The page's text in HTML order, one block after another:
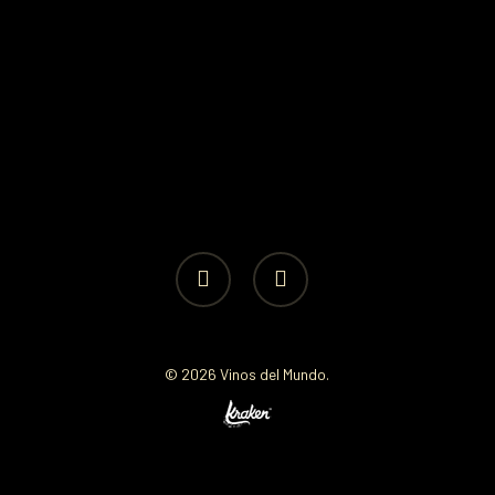
facebook instagram
© 2026 Vinos del Mundo.